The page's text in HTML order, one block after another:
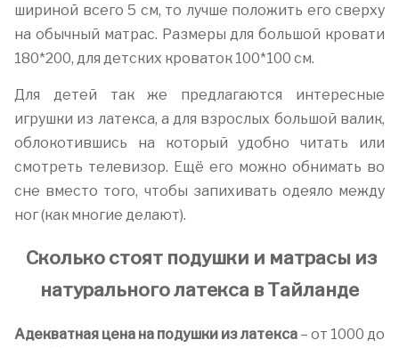
шириной всего 5 см, то лучше положить его сверху
на обычный матрас. Размеры для большой кровати
180*200, для детских кроваток 100*100 см.
Для детей так же предлагаются интересные
игрушки из латекса, а для взрослых большой валик,
облокотившись на который удобно читать или
смотреть телевизор. Ещё его можно обнимать во
сне вместо того, чтобы запихивать одеяло между
ног (как многие делают).
Сколько стоят подушки и матрасы из
натурального латекса в Тайланде
Адекватная цена на подушки из латекса– от 1000 до